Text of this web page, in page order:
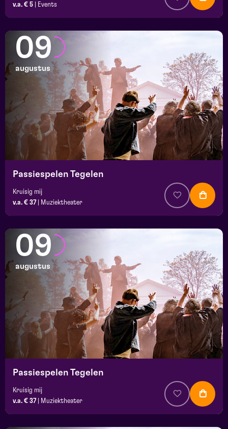
v.a. € 5
Events
09
augustus
Passiespelen Tegelen
Kruisig mij
v.a. € 37
Muziektheater
09
augustus
Passiespelen Tegelen
Kruisig mij
v.a. € 37
Muziektheater